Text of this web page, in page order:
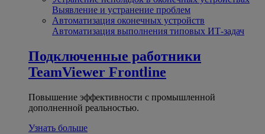
Выявление и устранение проблем
Автоматизация оконечных устройств
Автоматизация выполнения типовых ИТ-задач
Подключенные работники
TeamViewer Frontline
Повышение эффективности с промышленной
дополненной реальностью.
Узнать больше